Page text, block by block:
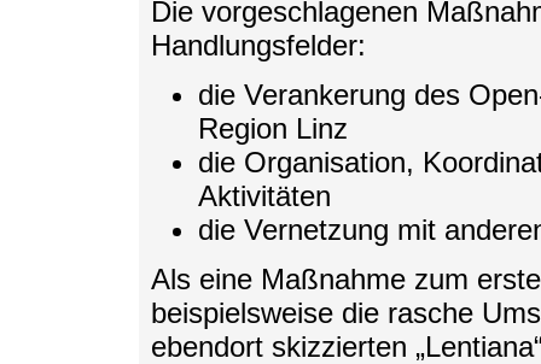
Die vorgeschlagenen
Handlungsfelder:
die Verankerung des
Region Linz
die Organisation,
Aktivitäten
die Vernetzung mit
Als eine Maßnahme zum
beispielsweise die rasche
ebendort skizzierten